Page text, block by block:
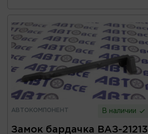
АВТОКОМПОНЕНТ В наличии
Замок бардачка ВАЗ-21213